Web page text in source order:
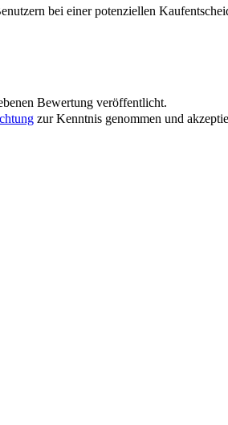
bei einer potenziellen
Bewertung veröffentlicht.
zur Kenntnis genommen und